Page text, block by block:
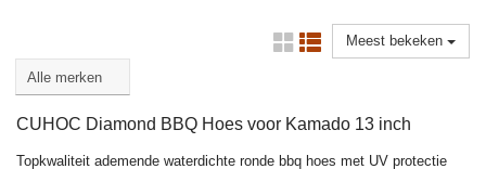
Meest bekeken
CUHOC Diamond BBQ Hoes voor Kamado 13 inch
Topkwaliteit ademende waterdichte ronde bbq hoes met UV protectie